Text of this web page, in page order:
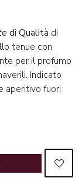
di Qualità di
tenue con
per il profumo
Indicato
aperitivo fuori